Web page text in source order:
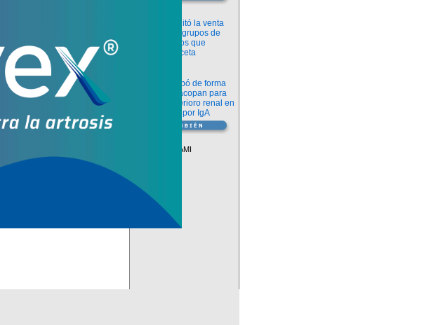
Valca
ANMAT habilitó la venta
libre de diez grupos de
medicamentos que
requerían receta
La FDA aprobó de forma
definitiva iptacopan para
frenar el deterioro renal en
la nefropatía por IgA
Descuentos PAMI